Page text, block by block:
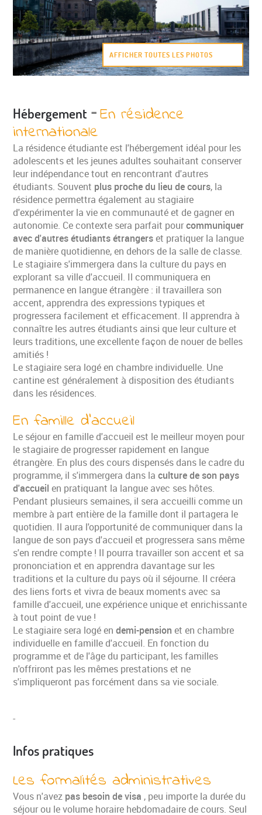
AFFICHER TOUTES LES PHOTOS
Hébergement -En résidence
internationale
La résidence étudiante est l'hébergement idéal pour les
adolescents et les jeunes adultes souhaitant conserver
leur indépendance tout en rencontrant d'autres
étudiants. Souvent plus proche du lieu de cours, la
résidence permettra également au stagiaire
d'expérimenter la vie en communauté et de gagner en
autonomie. Ce contexte sera parfait pourcommuniquer
avec d'autres étudiants étrangerset pratiquer la langue
de manière quotidienne, en dehors de la salle de classe.
Le stagiaire s'immergera dans la culture du pays en
explorant sa ville d'accueil. Il communiquera en
permanence en langue étrangère : il travaillera son
accent, apprendra des expressions typiques et
progressera facilement et efficacement. Il apprendra à
connaître les autres étudiants ainsi que leur culture et
leurs traditions, une excellente façon de nouer de belles
amitiés !
Le stagiaire sera logé en chambre individuelle. Une
cantine est généralement à disposition des étudiants
dans les résidences.
En famille d'accueil
Le séjour en famille d'accueil est le meilleur moyen pour
le stagiaire de progresser rapidement en langue
étrangère. En plus des cours dispensés dans le cadre du
programme, il s'immergera dans laculture de son pays
d'accueil en pratiquant la langue avec ses hôtes.
Pendant plusieurs semaines, il sera accueilli comme un
membre à part entière de la famille dont il partagera le
quotidien. Il aura l'opportunité de communiquer dans la
langue de son pays d'accueil et progressera sans même
s'en rendre compte ! Il pourra travailler son accent et sa
prononciation et en apprendra davantage sur les
traditions et la culture du pays où il séjourne. Il créera
des liens forts et vivra de beaux moments avec sa
famille d'accueil, une expérience unique et enrichissante
à tout point de vue !
Le stagiaire sera logé endemi-pension et en chambre
individuelle en famille d'accueil. En fonction du
programme et de l'âge du participant, les familles
n'offriront pas les mêmes prestations et ne
s'impliqueront pas forcément dans sa vie sociale.
-
Infos pratiques
Les formalités administratives
Vous n'avez pas besoin de visa , peu importe la durée du
séjour ou le volume horaire hebdomadaire de cours. Seul